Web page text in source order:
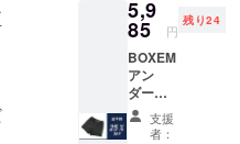
特にアン
ダーウェア
商品につい
ては、海外
から輸入し
た商材を日
5,9
85 円
残り24
BOXEM
アン
ダーウ
エア1枚
25％OF
支援
者：